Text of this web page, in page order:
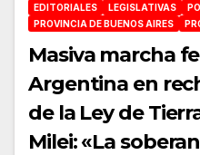
EDITORIALES LEGISLATIVAS
PROVINCIA DE BUENOS AIRES
Masiva marcha
Argentina en
de la Ley de
Milei: «La